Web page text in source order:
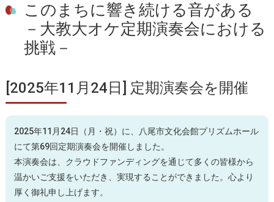
このまちに響き続ける音がある
－大教大オケ定期演奏会における
挑戦－
[2025年11月24日] 定期演奏会を開催
2025年11月24日（月・祝）に、八尾市文化会館プリズムホール
にて第69回定期演奏会を開催しました。
本演奏会は、クラウドファンディングを通じて多くの皆様から
温かいご支援をいただき、実現することができました。心より
厚く御礼申し上げます。